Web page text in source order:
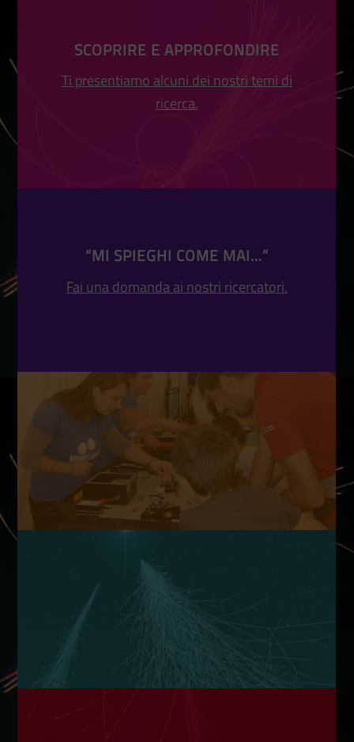
SCOPRIRE E APPROFONDIRE
Ti presentiamo alcuni dei nostri temi di
ricerca.
“MI SPIEGHI COME MAI…”
Fai una domanda ai nostri ricercatori.